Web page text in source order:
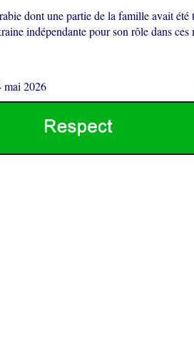
dont une partie de la famille avait été
indépendante pour son rôle dans ces
mai 2026